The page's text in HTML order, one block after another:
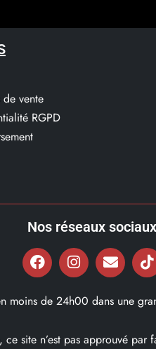
vente
RGPD
Nos réseaux sociaux
moins de 24h00 dans une
site n’est pas approuvé